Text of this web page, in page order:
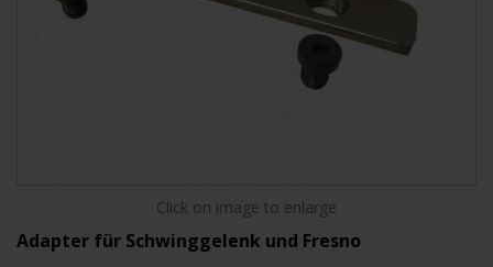
Click on image to enlarge
Adapter für Schwinggelenk und Fresno